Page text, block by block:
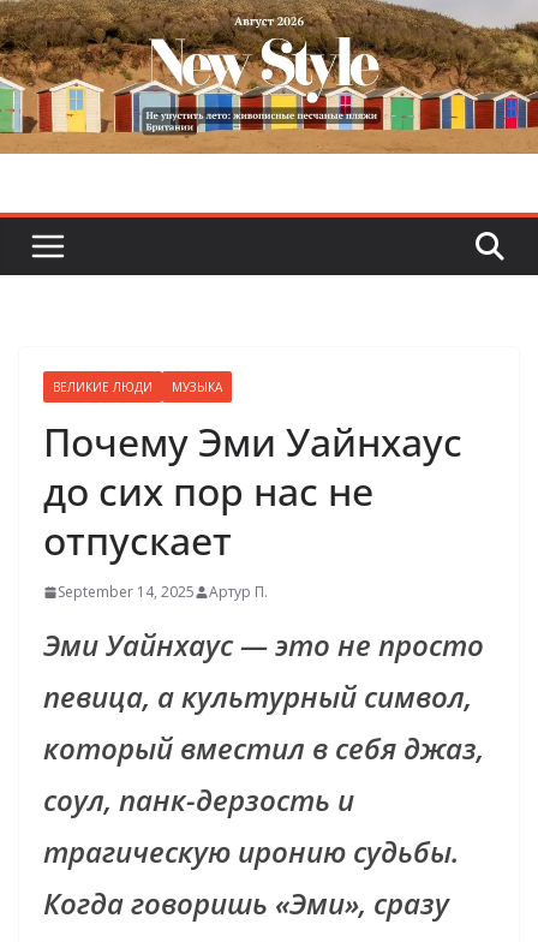
Skip
to
content
ВЕЛИКИЕ ЛЮДИ МУЗЫКА
Почему Эми Уайнхаус
до сих пор нас не
отпускает
September 14, 2025 Артур П.
Эми Уайнхаус — это не просто
певица, а культурный символ,
который вместил в себя джаз,
соул, панк-дерзость и
трагическую иронию судьбы.
Когда говоришь «Эми», сразу